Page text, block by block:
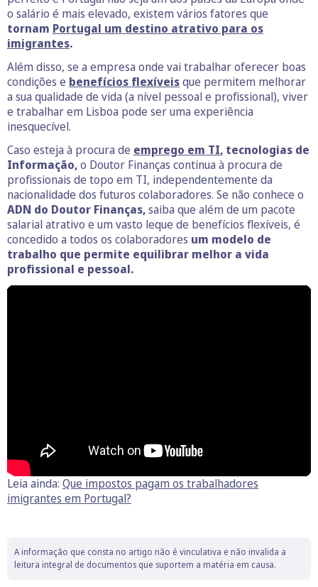
o salário é mais elevado, existem vários fatores que
tornam Portugal um destino atrativo para os
imigrantes.
Além disso, se a empresa onde vai trabalhar oferecer boas
condições e benefícios flexíveisque permitem melhorar
a sua qualidade de vida (a nível pessoal e profissional), viver
e trabalhar em Lisboa pode ser uma experiência
inesquecível.
Caso esteja à procura de emprego em TI, tecnologias de
Informação,o Doutor Finanças continua à procura de
profissionais de topo em TI, independentemente da
nacionalidade dos futuros colaboradores. Se não conhece o
ADN do Doutor Finanças,saiba que além de um pacote
salarial atrativo e um vasto leque de benefícios flexíveis, é
concedido a todos os colaboradores um modelo de
trabalho que permite equilibrar melhor a vida
profissional e pessoal.
Leia ainda: Que impostos pagam os trabalhadores
imigrantes em Portugal?
A informação que consta no artigo não é vinculativa e não invalida a
leitura integral de documentos que suportem a matéria em causa.